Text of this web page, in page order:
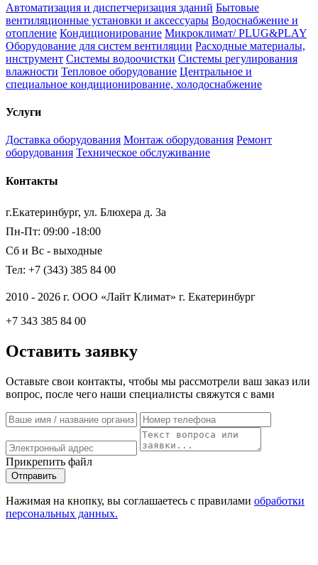
Автоматизация и диспетчеризация зданий Бытовые
вентиляционные установки и аксессуары Водоснабжение и
отопление Кондиционирование Микроклимат/ PLUG&PLAY
Оборудование для систем вентиляции Расходные материалы,
инструмент Системы водоочистки Системы регулирования
влажности Тепловое оборудование Центральное и
специальное кондиционирование, холодоснабжение
Услуги
Доставка оборудования Монтаж оборудования Ремонт
оборудования Техническое обслуживание
Контакты
г.Екатеринбург, ул. Блюхера д. 3а
Пн-Пт: 09:00 -18:00
Сб и Вс - выходные
Тел: +7 (343) 385 84 00
2010 - 2026 г. ООО «Лайт Климат» г. Екатеринбург
+7 343 385 84 00
Оставить заявку
Оставьте свои контакты, чтобы мы рассмотрели ваш заказ или
вопрос, после чего наши специалисты свяжутся с вами
Прикрепить файл
Отправить
Нажимая на кнопку, вы соглашаетесь с правилами обработки
персональных данных.